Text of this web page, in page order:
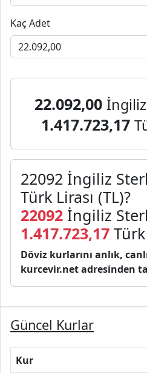
Kaç Adet
22.092,00
1.417.723,17
22092 İngiliz
Türk Lirası (TL)?
22092 İngiliz
1.417.723,17 Türk
Döviz kurlarını anlık,
kurcevir.net adresinden
Güncel Kurlar
Kur